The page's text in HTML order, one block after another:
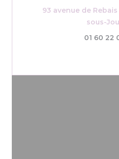
93 avenue de
sous-
01 60 22